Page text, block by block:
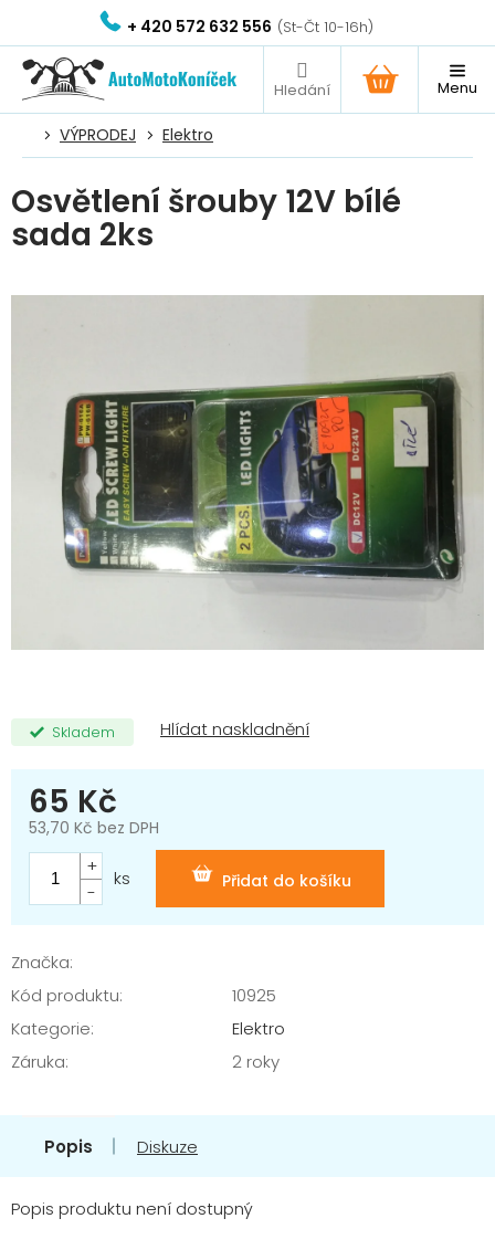
obsah
+ 420 572 632 556
NÁKUPNÍ
KOŠÍK
VÝPRODEJ Elektro
Osvětlení šrouby 12V bílé
sada 2ks
Skladem
65 Kč
53,70 Kč bez DPH
Měrná
cena:
Přidat do košíku
ks
Značka:
Kód produktu:
10925
Kategorie:
Elektro
Záruka: 2 roky
Popis Diskuze
Popis produktu není dostupný